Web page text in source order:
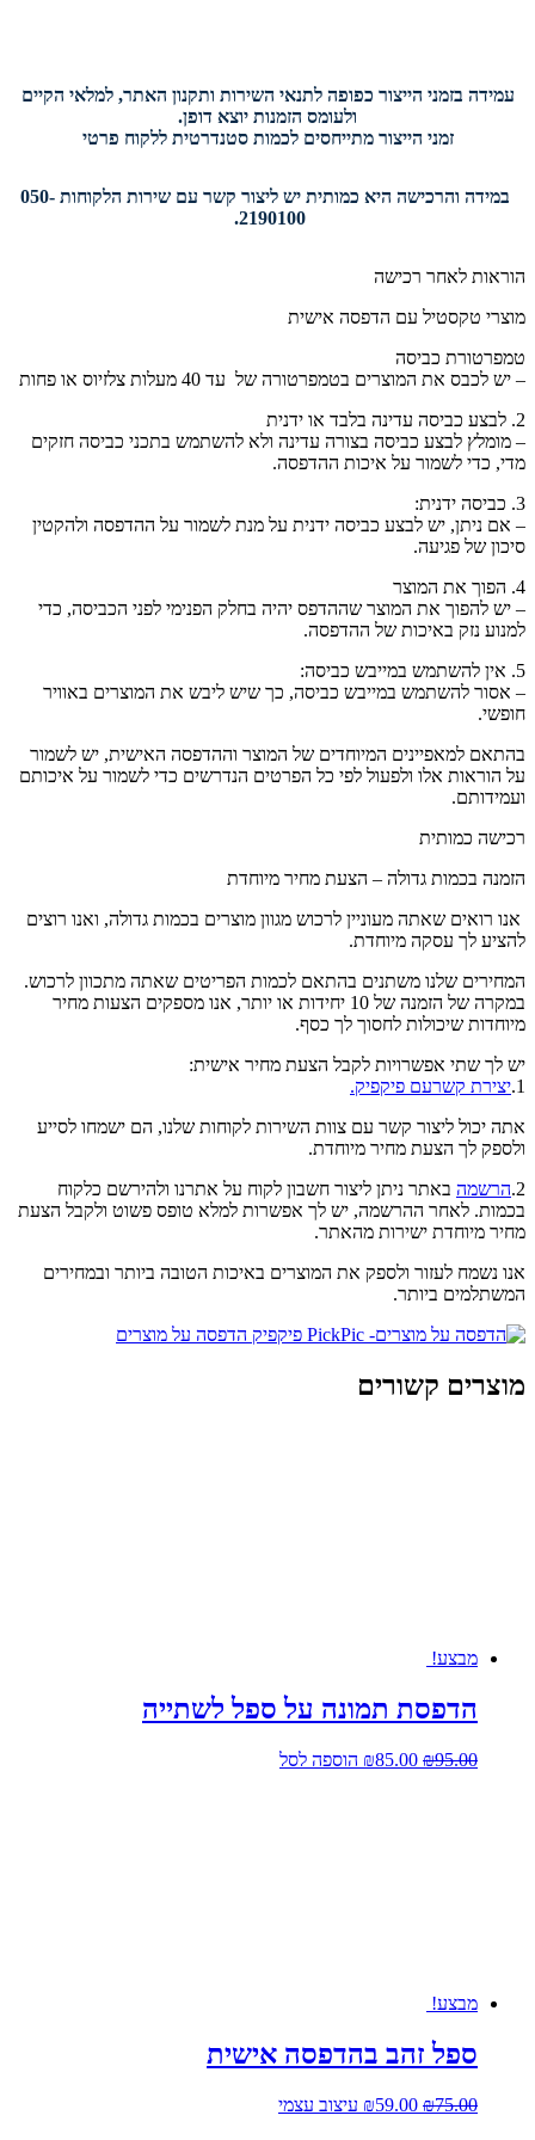
עמידה בזמני הייצור כפופה לתנאי השירות ותקנון האתר, למלאי הקיים
ולעומס הזמנות יוצא דופן.
זמני הייצור מתייחסים לכמות סטנדרטית ללקוח פרטי
במידה והרכישה היא כמותית יש ליצור קשר עם שירות הלקוחות 050-
2190100.
הוראות לאחר רכישה
מוצרי טקסטיל עם הדפסה אישית
טמפרטורת כביסה
– יש לכבס את המוצרים בטמפרטורה של עד 40 מעלות צלזיוס או פחות
2. לבצע כביסה עדינה בלבד או ידנית
– מומלץ לבצע כביסה בצורה עדינה ולא להשתמש בתכני כביסה חזקים
מדי, כדי לשמור על איכות ההדפסה.
3. כביסה ידנית:
– אם ניתן, יש לבצע כביסה ידנית על מנת לשמור על ההדפסה ולהקטין
סיכון של פגיעה.
4. הפוך את המוצר
– יש להפוך את המוצר שההדפס יהיה בחלק הפנימי לפני הכביסה, כדי
למנוע נזק באיכות של ההדפסה.
5. אין להשתמש במייבש כביסה:
– אסור להשתמש במייבש כביסה, כך שיש ליבש את המוצרים באוויר
חופשי.
בהתאם למאפיינים המיוחדים של המוצר וההדפסה האישית, יש לשמור
על הוראות אלו ולפעול לפי כל הפרטים הנדרשים כדי לשמור על איכותם
ועמידותם.
רכישה כמותית
הזמנה בכמות גדולה – הצעת מחיר מיוחדת
אנו רואים שאתה מעוניין לרכוש מגוון מוצרים בכמות גדולה, ואנו רוצים
להציע לך עסקה מיוחדת.
המחירים שלנו משתנים בהתאם לכמות הפריטים שאתה מתכוון לרכוש.
במקרה של הזמנה של 10 יחידות או יותר, אנו מספקים הצעות מחיר
מיוחדות שיכולות לחסוך לך כסף.
יש לך שתי אפשרויות לקבל הצעת מחיר אישית:
1. יצירת קשרעם פיקפיק.
אתה יכול ליצור קשר עם צוות השירות לקוחות שלנו, הם ישמחו לסייע
ולספק לך הצעת מחיר מיוחדת.
2. הרשמה באתר ניתן ליצור חשבון לקוח על אתרנו ולהירשם כלקוח
בכמות. לאחר ההרשמה, יש לך אפשרות למלא טופס פשוט ולקבל הצעת
מחיר מיוחדת ישירות מהאתר.
אנו נשמח לעזור ולספק את המוצרים באיכות הטובה ביותר ובמחירים
המשתלמים ביותר.
מוצרים קשורים
מבצע!
הדפסת תמונה על ספל לשתייה
₪95.00
המחיר₪85.00
המחיר
הוספה לסל
מבצע!
ספל זהב בהדפסה אישית
₪75.00
המחיר₪59.00
המחיר
עיצוב עצמי